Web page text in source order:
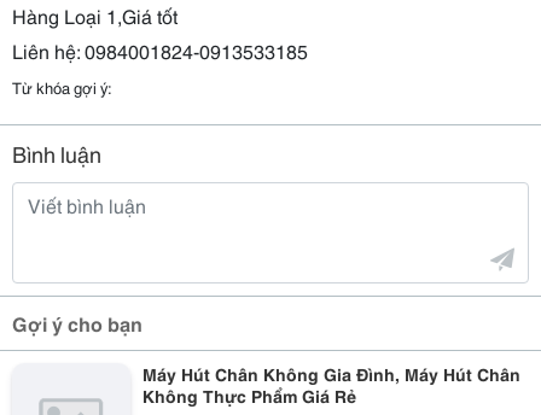
Hàng Loại 1,Giá tốt
Liên hệ: 0984001824-0913533185
Từ khóa gợi ý:
Bình luận
Gợi ý cho bạn
Máy Hút Chân Không Gia Đình, Máy Hút Chân
Không Thực Phẩm Giá Rẻ